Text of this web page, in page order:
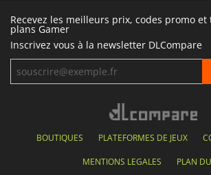
Recevez les meilleurs prix, codes promo et
plans Gamer
Inscrivez vous à la newsletter DLCompare
BOUTIQUES PLATEFORMES DE JEUX
MENTIONS LEGALES PLAN